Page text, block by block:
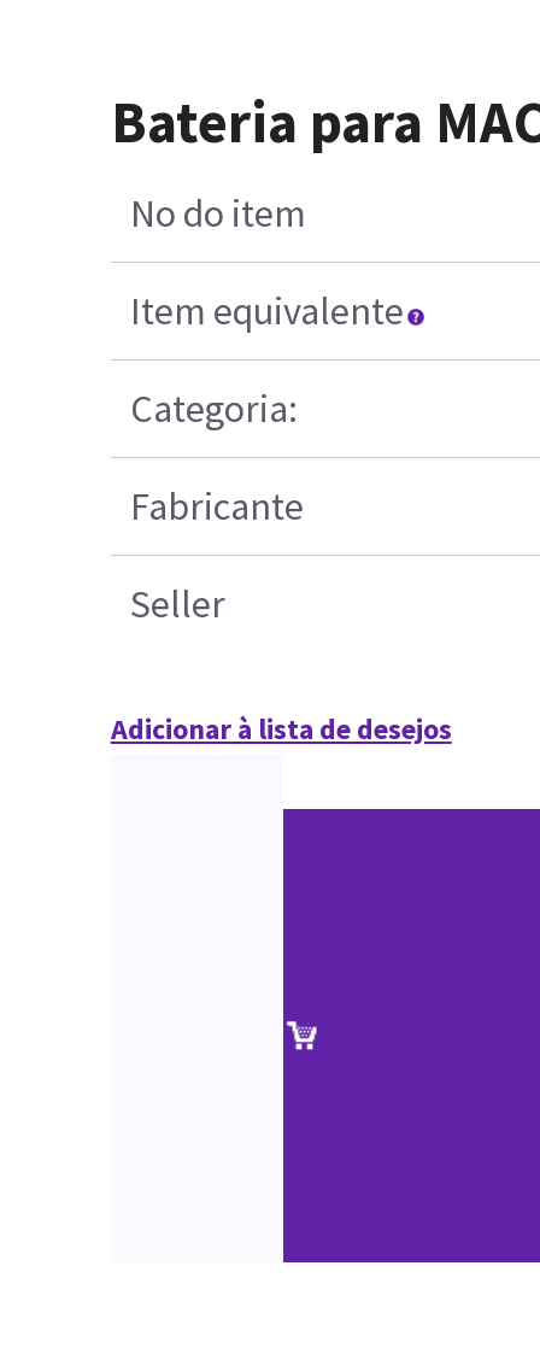
Bateria para
No do item
Item equivalente
Categoria:
Fabricante
Seller
Adicionar à lista de desejos